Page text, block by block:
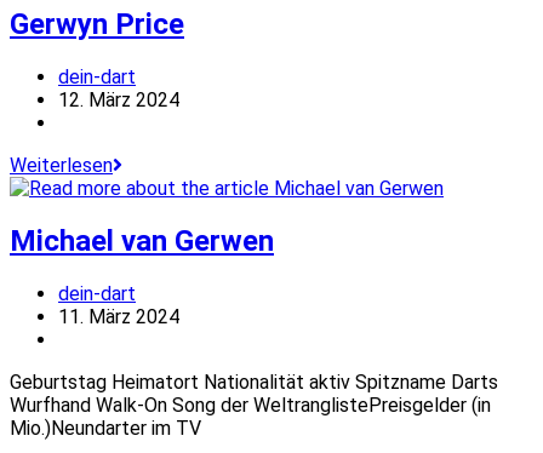
Gerwyn Price
Beitrags-
Autor:
dein-dart
Beitrag
12. März 2024
WeiterlesenGerwyn
Price
Michael van Gerwen
Beitrags-
Autor:
dein-dart
Beitrag
11. März 2024
Geburtstag Heimatort Nationalität aktiv Spitzname Darts
Wurfhand Walk-On Song der WeltranglistePreisgelder (in
Mio.)Neundarter im TV